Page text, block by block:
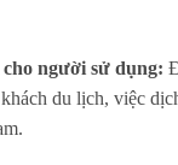
người sử dụng:
du lịch, việc